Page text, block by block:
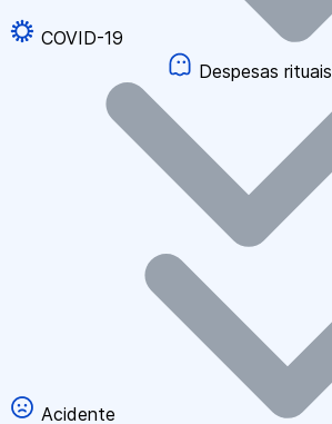
COVID-19
Despesas rituais
Acidente